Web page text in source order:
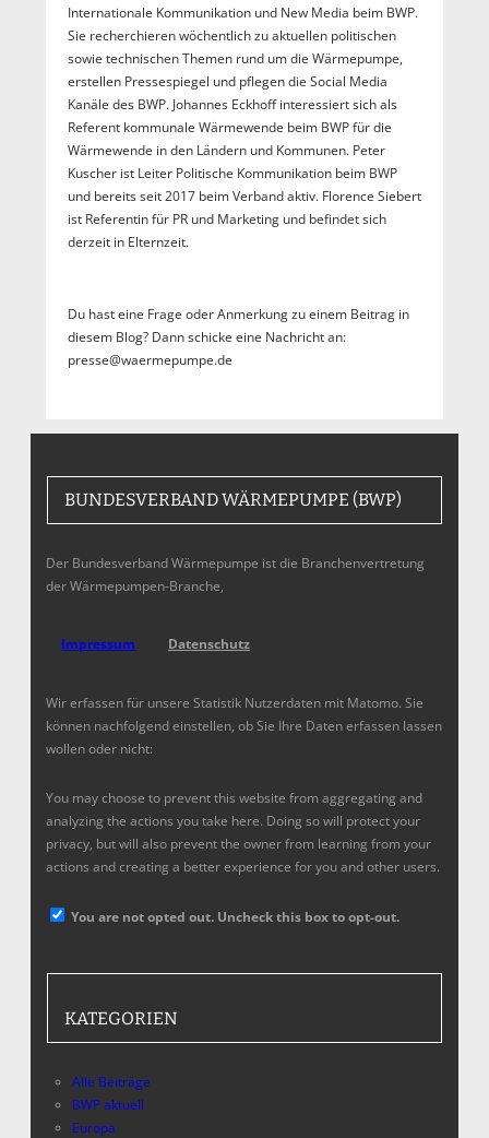
Internationale Kommunikation und New Media beim BWP.
Sie recherchieren wöchentlich zu aktuellen politischen
sowie technischen Themen rund um die Wärmepumpe,
erstellen Pressespiegel und pflegen die Social Media
Kanäle des BWP. Johannes Eckhoff interessiert sich als
Referent kommunale Wärmewende beim BWP für die
Wärmewende in den Ländern und Kommunen. Peter
Kuscher ist Leiter Politische Kommunikation beim BWP
und bereits seit 2017 beim Verband aktiv. Florence Siebert
ist Referentin für PR und Marketing und befindet sich
derzeit in Elternzeit.
Du hast eine Frage oder Anmerkung zu einem Beitrag in
diesem Blog? Dann schicke eine Nachricht an:
presse@waermepumpe.de
BUNDESVERBAND WÄRMEPUMPE (BWP)
Der Bundesverband Wärmepumpe ist die Branchenvertretung
der Wärmepumpen-Branche,
Impressum Datenschutz
Wir erfassen für unsere Statistik Nutzerdaten mit Matomo. Sie
können nachfolgend einstellen, ob Sie Ihre Daten erfassen lassen
wollen oder nicht:
You may choose to prevent this website from aggregating and
analyzing the actions you take here. Doing so will protect your
privacy, but will also prevent the owner from learning from your
actions and creating a better experience for you and other users.
You are not opted out. Uncheck this box to opt-out.
KATEGORIEN
Alle Beiträge
BWP aktuell
Europa